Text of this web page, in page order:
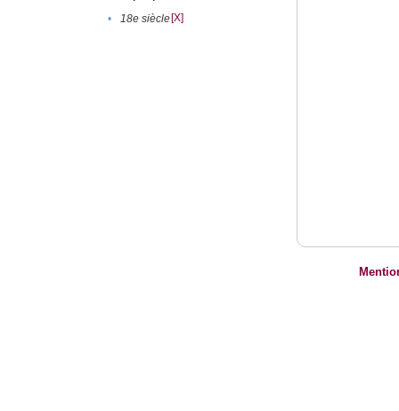
•
18e siècle[X]